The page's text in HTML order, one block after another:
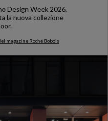
Design Week 2026,
la nuova collezione
magazine Roche Bobois
Design Week 2026